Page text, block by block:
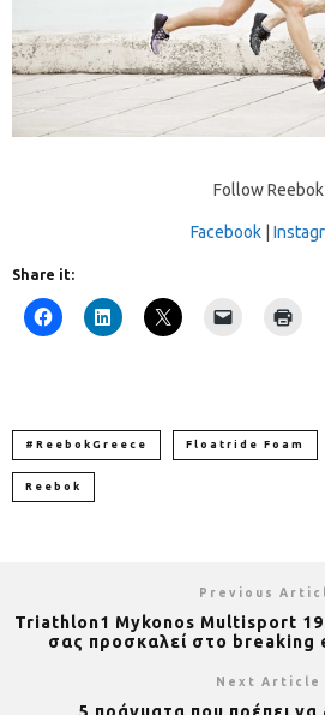
Follow Reebok
Facebook
Share it:
#ReebokGreece Floatride Foam
Reebok
Previous
Triathlon1 Mykonos Multisport
σας προσκαλεί στο breaking
Next Article